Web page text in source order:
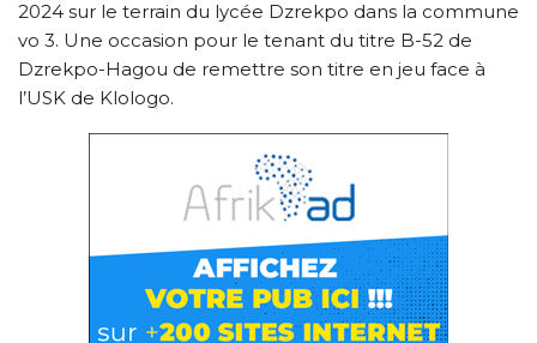
2024 sur le terrain du lycée Dzrekpo dans la commune
vo 3. Une occasion pour le tenant du titre B-52 de
Dzrekpo-Hagou de remettre son titre en jeu face à
l’USK de Klologo.